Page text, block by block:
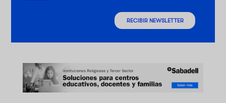
RECIBIR NEWSLETTER